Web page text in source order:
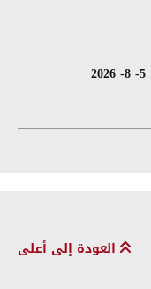
العودة إلى أعلى